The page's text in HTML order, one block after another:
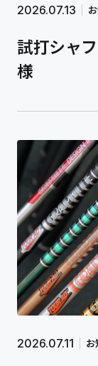
2026.07.13
試打シャ
様
2026.07.11 お